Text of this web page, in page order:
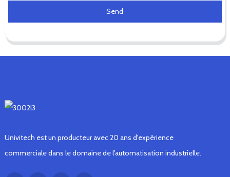
Send
Univitech est un producteur avec 20 ans d'expérience
commerciale dans le domaine de l'automatisation industrielle.